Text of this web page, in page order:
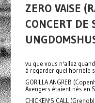
ZERO VAISE
CONCERT DE
vu que vous n'allez
à regarder quel horrible
GORILLA ANGREB
Avengers étaient nés en
CHICKEN'S CALL